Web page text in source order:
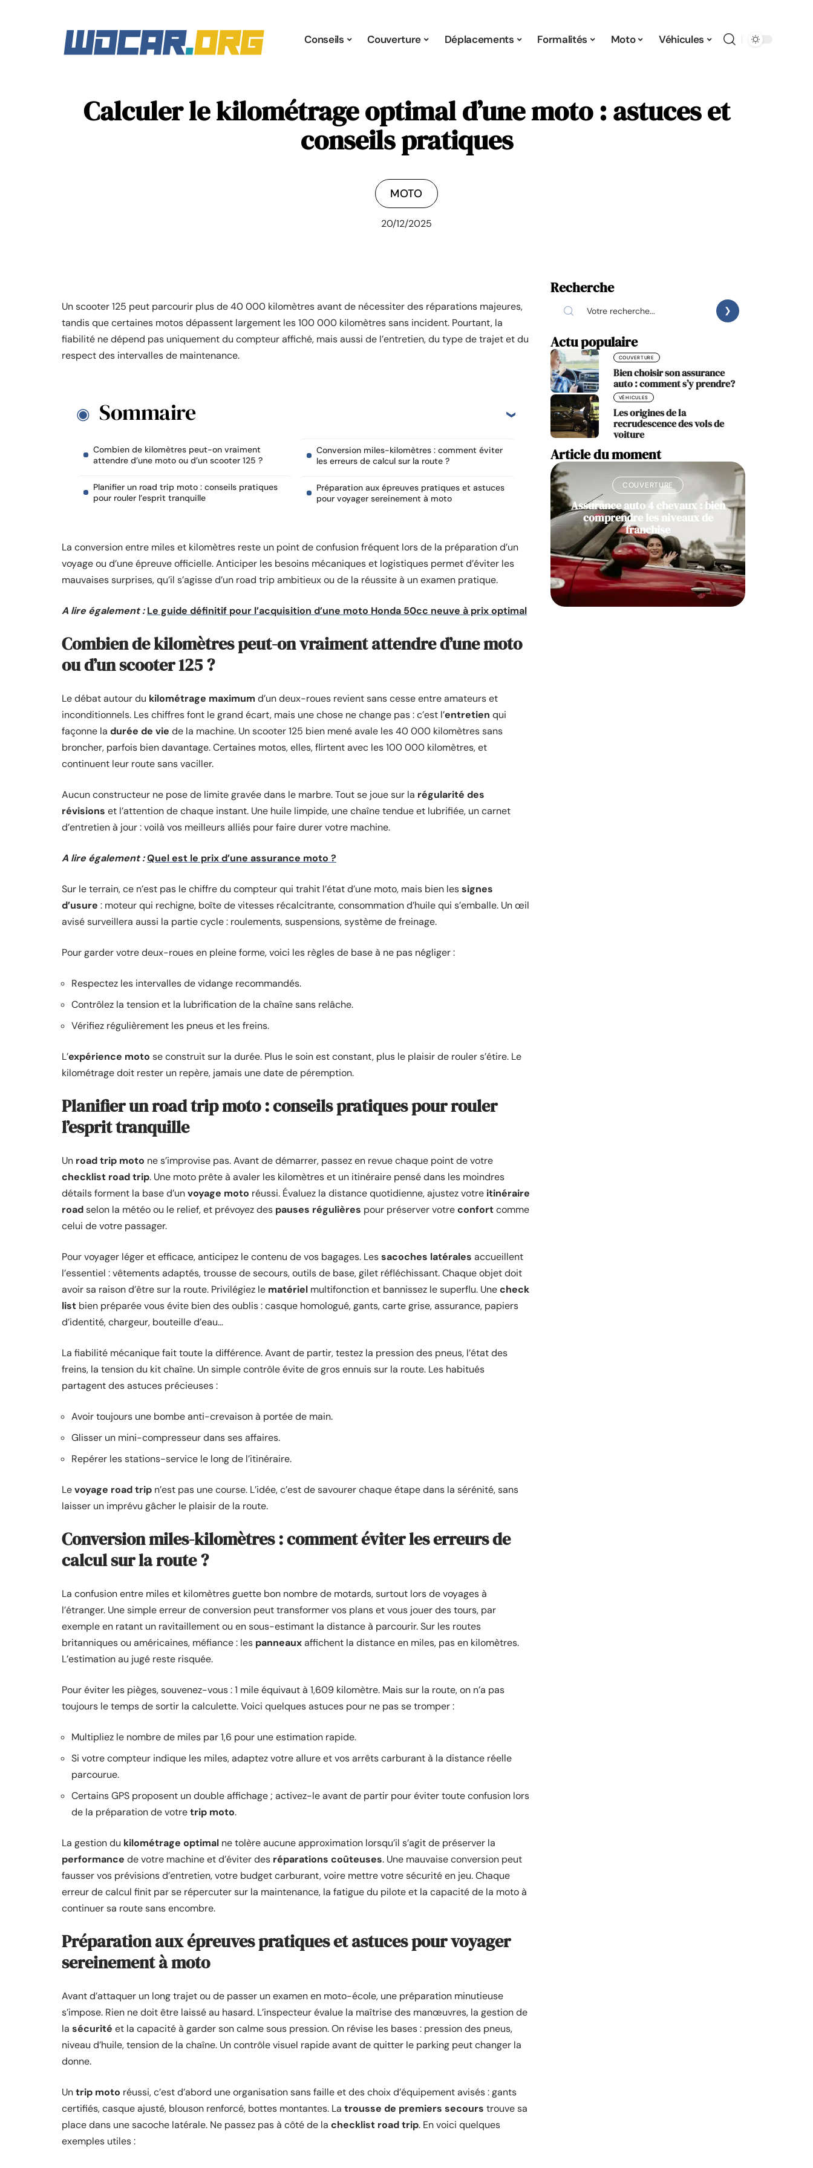
Conseils Couverture Déplacements Formalités Moto Véhicules
Calculer le kilométrage optimal d’une moto : astuces et
conseils pratiques
MOTO
20/12/2025
Un scooter 125 peut parcourir plus de 40 000 kilomètres avant de nécessiter des réparations majeures,
tandis que certaines motos dépassent largement les 100 000 kilomètres sans incident. Pourtant, la
fiabilité ne dépend pas uniquement du compteur affiché, mais aussi de l’entretien, du type de trajet et du
respect des intervalles de maintenance.
Sommaire
Combien de kilomètres peut-on vraiment
attendre d’une moto ou d’un scooter 125 ?
Planifier un road trip moto : conseils pratiques
pour rouler l’esprit tranquille
Conversion miles-kilomètres : comment éviter
les erreurs de calcul sur la route ?
Préparation aux épreuves pratiques et astuces
pour voyager sereinement à moto
La conversion entre miles et kilomètres reste un point de confusion fréquent lors de la préparation d’un
voyage ou d’une épreuve officielle. Anticiper les besoins mécaniques et logistiques permet d’éviter les
mauvaises surprises, qu’il s’agisse d’un road trip ambitieux ou de la réussite à un examen pratique.
A lire également : Le guide définitif pour l’acquisition d’une moto Honda 50cc neuve à prix optimal
Combien de kilomètres peut-on vraiment attendre d’une moto
ou d’un scooter 125 ?
Le débat autour du kilométrage maximum d’un deux-roues revient sans cesse entre amateurs et
inconditionnels. Les chiffres font le grand écart, mais une chose ne change pas : c’est l’entretien qui
façonne la durée de vie de la machine. Un scooter 125 bien mené avale les 40 000 kilomètres sans
broncher, parfois bien davantage. Certaines motos, elles, flirtent avec les 100 000 kilomètres, et
continuent leur route sans vaciller.
Aucun constructeur ne pose de limite gravée dans le marbre. Tout se joue sur la régularité des
révisions et l’attention de chaque instant. Une huile limpide, une chaîne tendue et lubrifiée, un carnet
d’entretien à jour : voilà vos meilleurs alliés pour faire durer votre machine.
A lire également :Quel est le prix d’une assurance moto ?
Sur le terrain, ce n’est pas le chiffre du compteur qui trahit l’état d’une moto, mais bien lessignes
d’usure : moteur qui rechigne, boîte de vitesses récalcitrante, consommation d’huile qui s’emballe. Un œil
avisé surveillera aussi la partie cycle : roulements, suspensions, système de freinage.
Pour garder votre deux-roues en pleine forme, voici les règles de base à ne pas négliger :
Respectez les intervalles de vidange recommandés.
Contrôlez la tension et la lubrification de la chaîne sans relâche.
Vérifiez régulièrement les pneus et les freins.
L’expérience moto se construit sur la durée. Plus le soin est constant, plus le plaisir de rouler s’étire. Le
kilométrage doit rester un repère, jamais une date de péremption.
Planifier un road trip moto : conseils pratiques pour rouler
l’esprit tranquille
Un road trip moto ne s’improvise pas. Avant de démarrer, passez en revue chaque point de votre
checklist road trip. Une moto prête à avaler les kilomètres et un itinéraire pensé dans les moindres
détails forment la base d’unvoyage moto réussi. Évaluez la distance quotidienne, ajustez votre itinéraire
roadselon la météo ou le relief, et prévoyez des pauses régulières pour préserver votreconfortcomme
celui de votre passager.
Pour voyager léger et efficace, anticipez le contenu de vos bagages. Lessacoches latérales accueillent
l’essentiel : vêtements adaptés, trousse de secours, outils de base, gilet réfléchissant. Chaque objet doit
avoir sa raison d’être sur la route. Privilégiez le matériel multifonction et bannissez le superflu. Unecheck
list bien préparée vous évite bien des oublis : casque homologué, gants, carte grise, assurance, papiers
d’identité, chargeur, bouteille d’eau…
La fiabilité mécanique fait toute la différence. Avant de partir, testez la pression des pneus, l’état des
freins, la tension du kit chaîne. Un simple contrôle évite de gros ennuis sur la route. Les habitués
partagent des astuces précieuses :
Avoir toujours une bombe anti-crevaison à portée de main.
Glisser un mini-compresseur dans ses affaires.
Repérer les stations-service le long de l’itinéraire.
Levoyage road trip n’est pas une course. L’idée, c’est de savourer chaque étape dans la sérénité, sans
laisser un imprévu gâcher le plaisir de la route.
Conversion miles-kilomètres : comment éviter les erreurs de
calcul sur la route ?
La confusion entre miles et kilomètres guette bon nombre de motards, surtout lors de voyages à
l’étranger. Une simple erreur de conversion peut transformer vos plans et vous jouer des tours, par
exemple en ratant un ravitaillement ou en sous-estimant la distance à parcourir. Sur les routes
britanniques ou américaines, méfiance : les panneauxaffichent la distance en miles, pas en kilomètres.
L’estimation au jugé reste risquée.
Pour éviter les pièges, souvenez-vous : 1 mile équivaut à 1,609 kilomètre. Mais sur la route, on n’a pas
toujours le temps de sortir la calculette. Voici quelques astuces pour ne pas se tromper :
Multipliez le nombre de miles par 1,6 pour une estimation rapide.
Si votre compteur indique les miles, adaptez votre allure et vos arrêts carburant à la distance réelle
parcourue.
Certains GPS proposent un double affichage ; activez-le avant de partir pour éviter toute confusion lors
de la préparation de votretrip moto.
La gestion du kilométrage optimal ne tolère aucune approximation lorsqu’il s’agit de préserver la
performance de votre machine et d’éviter des réparations coûteuses. Une mauvaise conversion peut
fausser vos prévisions d’entretien, votre budget carburant, voire mettre votre sécurité en jeu. Chaque
erreur de calcul finit par se répercuter sur la maintenance, la fatigue du pilote et la capacité de la moto à
continuer sa route sans encombre.
Préparation aux épreuves pratiques et astuces pour voyager
sereinement à moto
Avant d’attaquer un long trajet ou de passer un examen en moto-école, une préparation minutieuse
s’impose. Rien ne doit être laissé au hasard. L’inspecteur évalue la maîtrise des manœuvres, la gestion de
la sécurité et la capacité à garder son calme sous pression. On révise les bases : pression des pneus,
niveau d’huile, tension de la chaîne. Un contrôle visuel rapide avant de quitter le parking peut changer la
donne.
Untrip moto réussi, c’est d’abord une organisation sans faille et des choix d’équipement avisés : gants
certifiés, casque ajusté, blouson renforcé, bottes montantes. La trousse de premiers secours trouve sa
place dans une sacoche latérale. Ne passez pas à côté de la checklist road trip. En voici quelques
exemples utiles :
Recherche
Actu populaire
COUVERTURE
Bien choisir son assurance
auto : comment s’y prendre?
VÉHICULES
Les origines de la
recrudescence des vols de
voiture
Article du moment
COUVERTURE
Assurance auto 4 chevaux : bien
comprendre les niveaux de
franchise